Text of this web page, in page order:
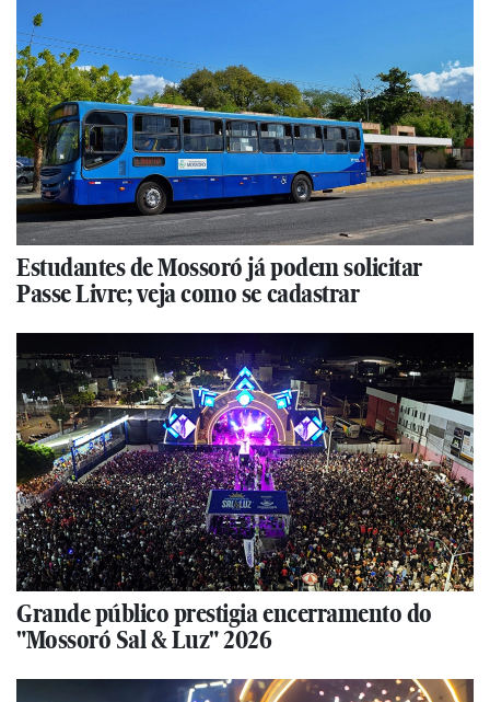
Estudantes de Mossoró já podem solicitar
Passe Livre; veja como se cadastrar
Grande público prestigia encerramento do
"Mossoró Sal & Luz" 2026